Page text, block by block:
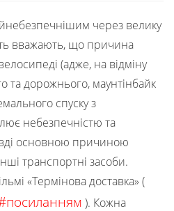
через велику
вважають, що причина
(адже, на відміну
та дорожнього, маунтінбайк
спуску з
небезпечністю та
основною причиною
транспортні засоби.
«Термінова доставка» (
). Кожна